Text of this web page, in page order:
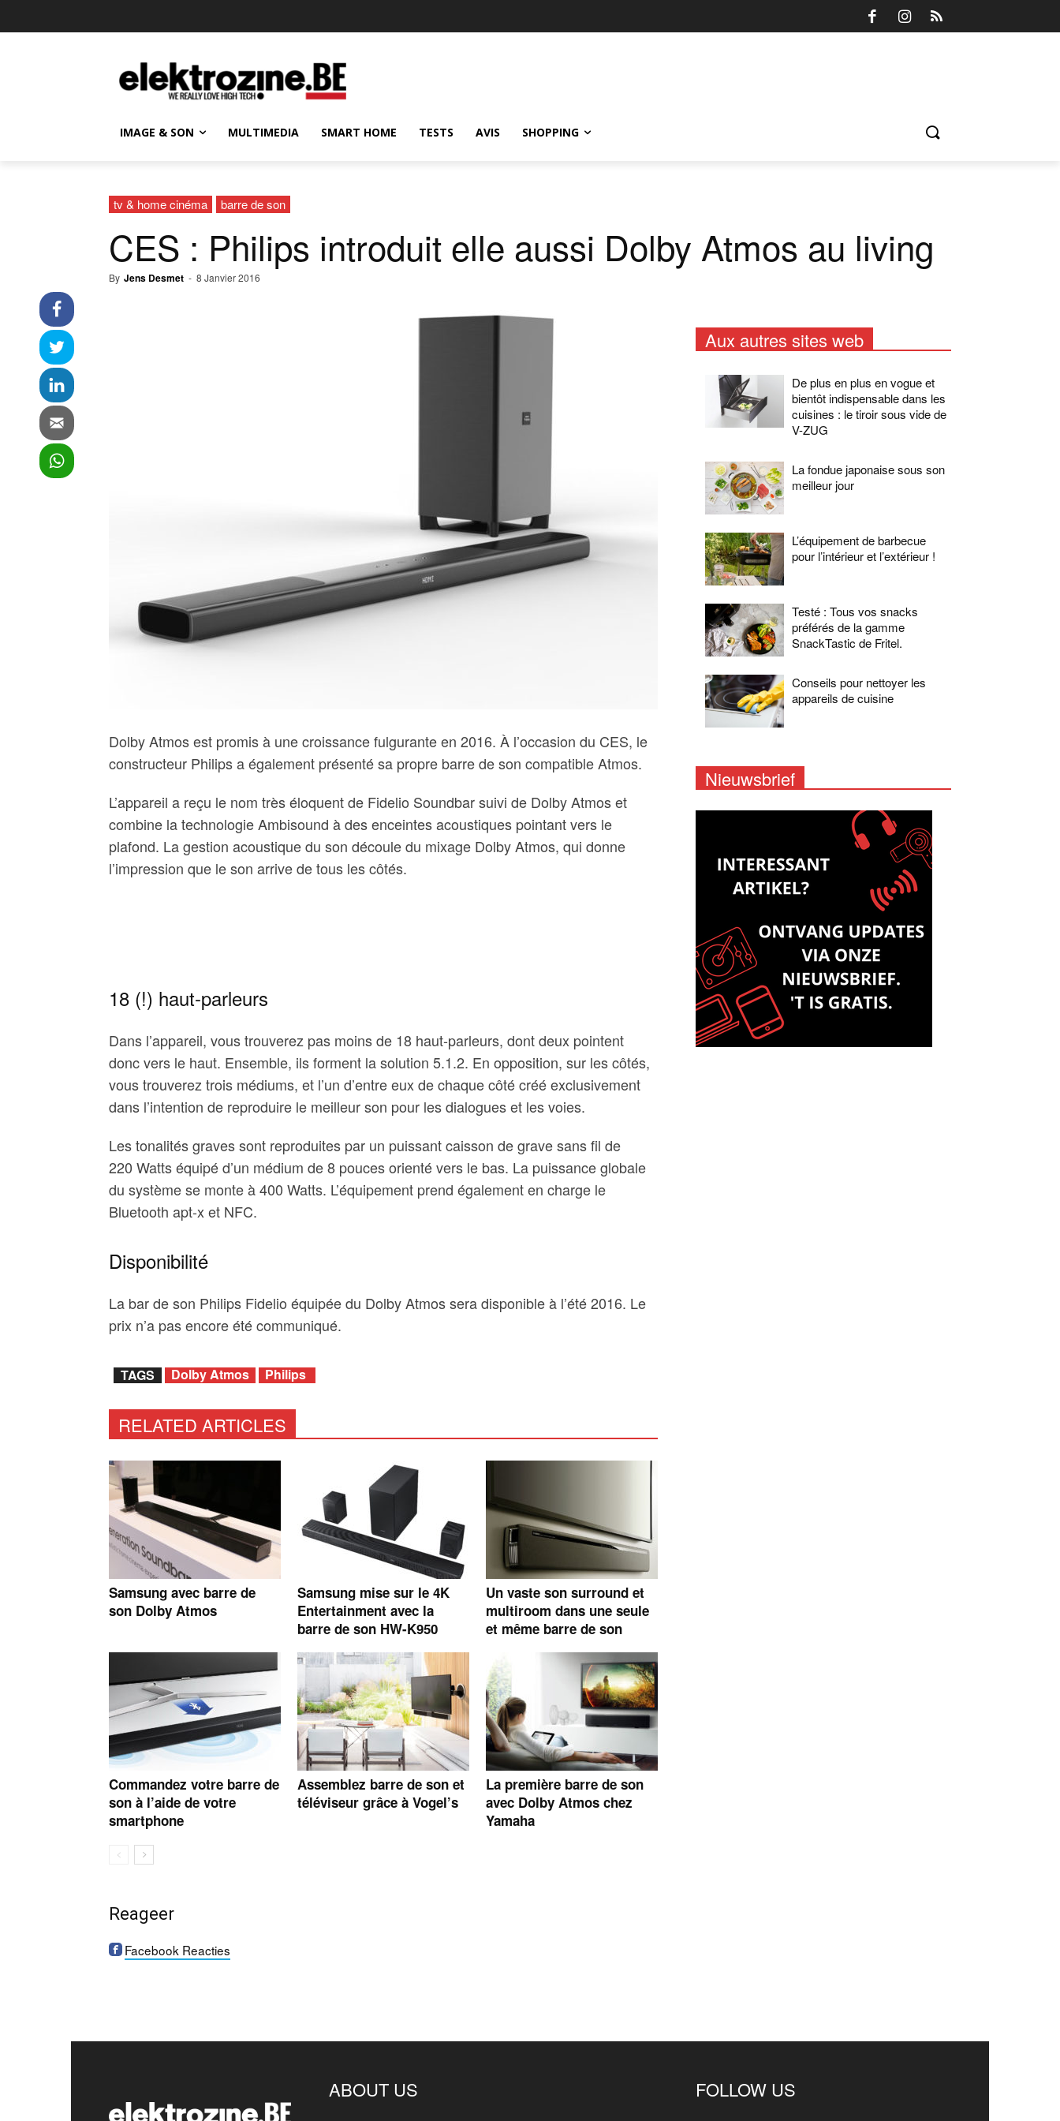
IMAGE & SON MULTIMEDIA SMART HOME TESTS AVIS SHOPPING
tv & home cinéma barre de son
CES : Philips introduit elle aussi Dolby Atmos au living
By Jens Desmet - 8 Janvier 2016
Dolby Atmos est promis à une croissance fulgurante en 2016. À l’occasion du CES, le
constructeur Philips a également présenté sa propre barre de son compatible Atmos.
L’appareil a reçu le nom très éloquent de Fidelio Soundbar suivi de Dolby Atmos et
combine la technologie Ambisound à des enceintes acoustiques pointant vers le
plafond. La gestion acoustique du son découle du mixage Dolby Atmos, qui donne
l’impression que le son arrive de tous les côtés.
18 (!) haut-parleurs
Dans l’appareil, vous trouverez pas moins de 18 haut-parleurs, dont deux pointent
donc vers le haut. Ensemble, ils forment la solution 5.1.2. En opposition, sur les côtés,
vous trouverez trois médiums, et l’un d’entre eux de chaque côté créé exclusivement
dans l’intention de reproduire le meilleur son pour les dialogues et les voies.
Les tonalités graves sont reproduites par un puissant caisson de grave sans fil de
220 Watts équipé d’un médium de 8 pouces orienté vers le bas. La puissance globale
du système se monte à 400 Watts. L’équipement prend également en charge le
Bluetooth apt-x et NFC.
Disponibilité
La bar de son Philips Fidelio équipée du Dolby Atmos sera disponible à l’été 2016. Le
prix n’a pas encore été communiqué.
TAGS Dolby Atmos Philips
RELATED ARTICLES
Samsung avec barre de
son Dolby Atmos
Samsung mise sur le 4K
Entertainment avec la
barre de son HW-K950
Un vaste son surround et
multiroom dans une seule
et même barre de son
Commandez votre barre de
son à l’aide de votre
smartphone
Assemblez barre de son et
téléviseur grâce à Vogel’s
La première barre de son
avec Dolby Atmos chez
Yamaha
Reageer
Facebook Reacties
Aux autres sites web
De plus en plus en vogue et
bientôt indispensable dans les
cuisines : le tiroir sous vide de
V-ZUG
La fondue japonaise sous son
meilleur jour
L’équipement de barbecue
pour l’intérieur et l’extérieur !
Testé : Tous vos snacks
préférés de la gamme
SnackTastic de Fritel.
Conseils pour nettoyer les
appareils de cuisine
Nieuwsbrief
ABOUT US FOLLOW US